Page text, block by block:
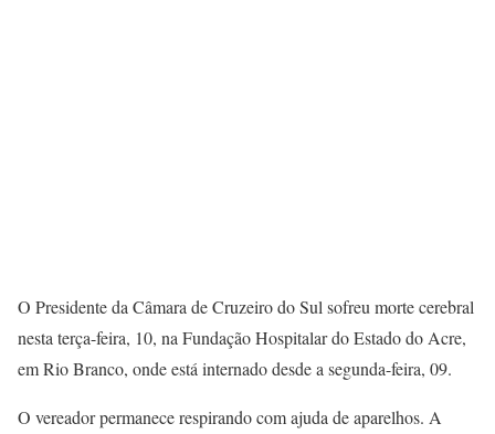
O Presidente da Câmara de Cruzeiro do Sul sofreu morte cerebral
nesta terça-feira, 10, na Fundação Hospitalar do Estado do Acre,
em Rio Branco, onde está internado desde a segunda-feira, 09.
O vereador permanece respirando com ajuda de aparelhos. A